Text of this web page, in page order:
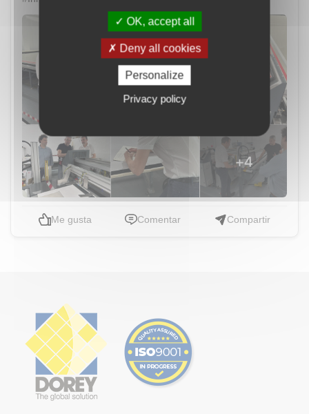
Me gusta Comentar Compartir
OK, accept all
Deny all cookies
Personalize
Privacy policy